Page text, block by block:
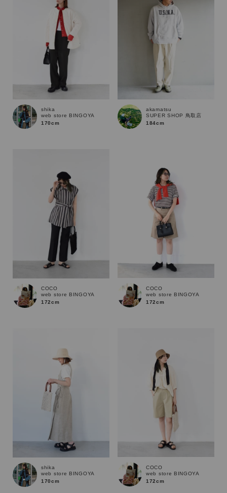
キーワード
MENS
ブランド
shika
web store BINGOYA
170cm
akamatsu
SUPER SHOP 鳥取店
184cm
COCO
web store BINGOYA
172cm
COCO
web store BINGOYA
172cm
shika
web store BINGOYA
170cm
COCO
web store BINGOYA
172cm